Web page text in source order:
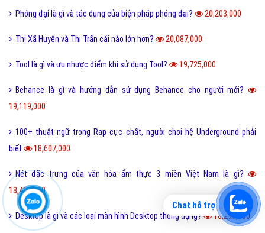
Phóng đại là gì và tác dụng của biện pháp phóng đại? 20,203,000
Thị Xã Huyện và Thị Trấn cái nào lớn hơn? 20,087,000
Tool là gì và ưu nhược điểm khi sử dụng Tool? 19,725,000
Behance là gì và hướng dẫn sử dụng Behance cho người mới?
19,119,000
100+ thuật ngữ trong Rap cực chất, người chơi hệ Underground phải
biết
18,607,000
Nét đặc trưng của văn hóa ẩm thực 3 miền Việt Nam là gì?
18,417,000
Desktop là gì và các loại màn hình Desktop thông dụng? 18,297,000
Chat hỗ trợ